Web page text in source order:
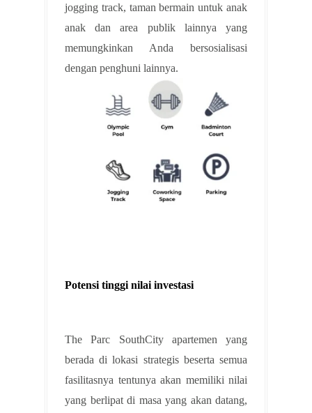
jogging track, taman bermain untuk anak
anak dan area publik lainnya yang
memungkinkan Anda bersosialisasi
dengan penghuni lainnya.
Potensi tinggi nilai investasi
The Parc SouthCity apartemen yang
berada di lokasi strategis beserta semua
fasilitasnya tentunya akan memiliki nilai
yang berlipat di masa yang akan datang,